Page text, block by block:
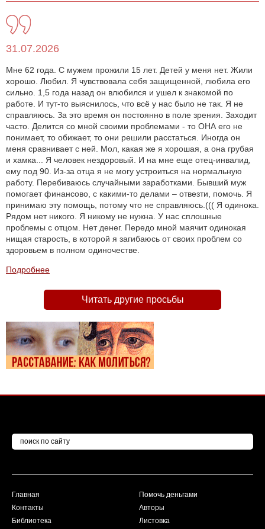
31.07.2026
Мне 62 года. С мужем прожили 15 лет. Детей у меня нет. Жили
хорошо. Любил. Я чувствовала себя защищенной, любила его
сильно. 1,5 года назад он влюбился и ушел к знакомой по
работе. И тут-то выяснилось, что всё у нас было не так. Я не
справляюсь. За это время он постоянно в поле зрения. Заходит
часто. Делится со мной своими проблемами - то ОНА его не
понимает, то обижает, то они решили расстаться. Иногда он
меня сравнивает с ней. Мол, какая же я хорошая, а она грубая
и хамка... Я человек нездоровый. И на мне еще отец-инвалид,
ему под 90. Из-за отца я не могу устроиться на нормальную
работу. Перебиваюсь случайными заработками. Бывший муж
помогает финансово, с какими-то делами – отвезти, помочь. Я
принимаю эту помощь, потому что не справляюсь.((( Я одинока.
Рядом нет никого. Я никому не нужна. У нас сплошные
проблемы с отцом. Нет денег. Передо мной маячит одинокая
нищая старость, в которой я загибаюсь от своих проблем со
здоровьем в полном одиночестве.
Подробнее
Читать другие просьбы
Главная
Контакты
Библиотека
Помочь деньгами
Авторы
Листовка